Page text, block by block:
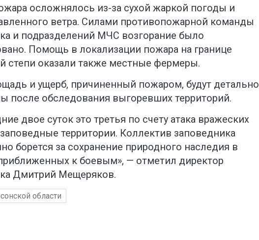
осложнялось из-за сухой жаркой погоды и
ветра. Силами противопожарной команды
и подразделений МЧС возгорание было
Помощь в локализации пожара на границе
степи оказали также местные фермеры.
и ущерб, причиненный пожаром, будут детально
после обследования выгоревших территорий.
двое суток это третья по счету атака вражеских
территории. Коллектив заповедника
борется за сохранение природного наследия в
к боевым», — отметил директор
Дмитрий Мещеряков.
области